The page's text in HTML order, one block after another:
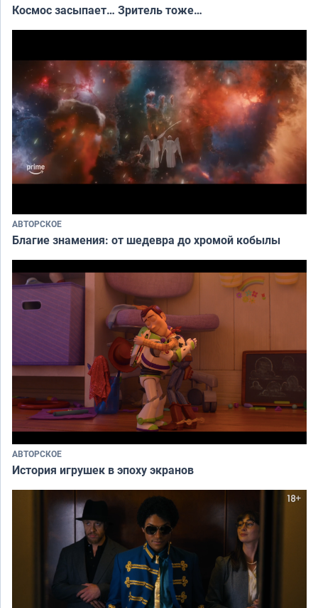
Космос засыпает… Зритель тоже…
АВТОРСКОЕ
Благие знамения: от шедевра до хромой кобылы
АВТОРСКОЕ
История игрушек в эпоху экранов